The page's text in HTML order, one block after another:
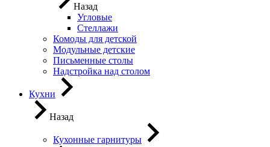
Назад
Угловые
Стеллажи
Комоды для детской
Модульные детские
Письменные столы
Надстройка над столом
Кухни
Назад
Кухонные гарнитуры